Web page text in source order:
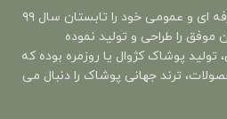
برند کیامورس اولین فعالیت حرفه ای و عمومی خود را تابستان سال ۹۹
تا به امروز ۹ کالکشن موفق را طراحی و تولید نموده
پوشاک کژوال یا روزمره بوده که
ترند جهانی پوشاک را دنبال می